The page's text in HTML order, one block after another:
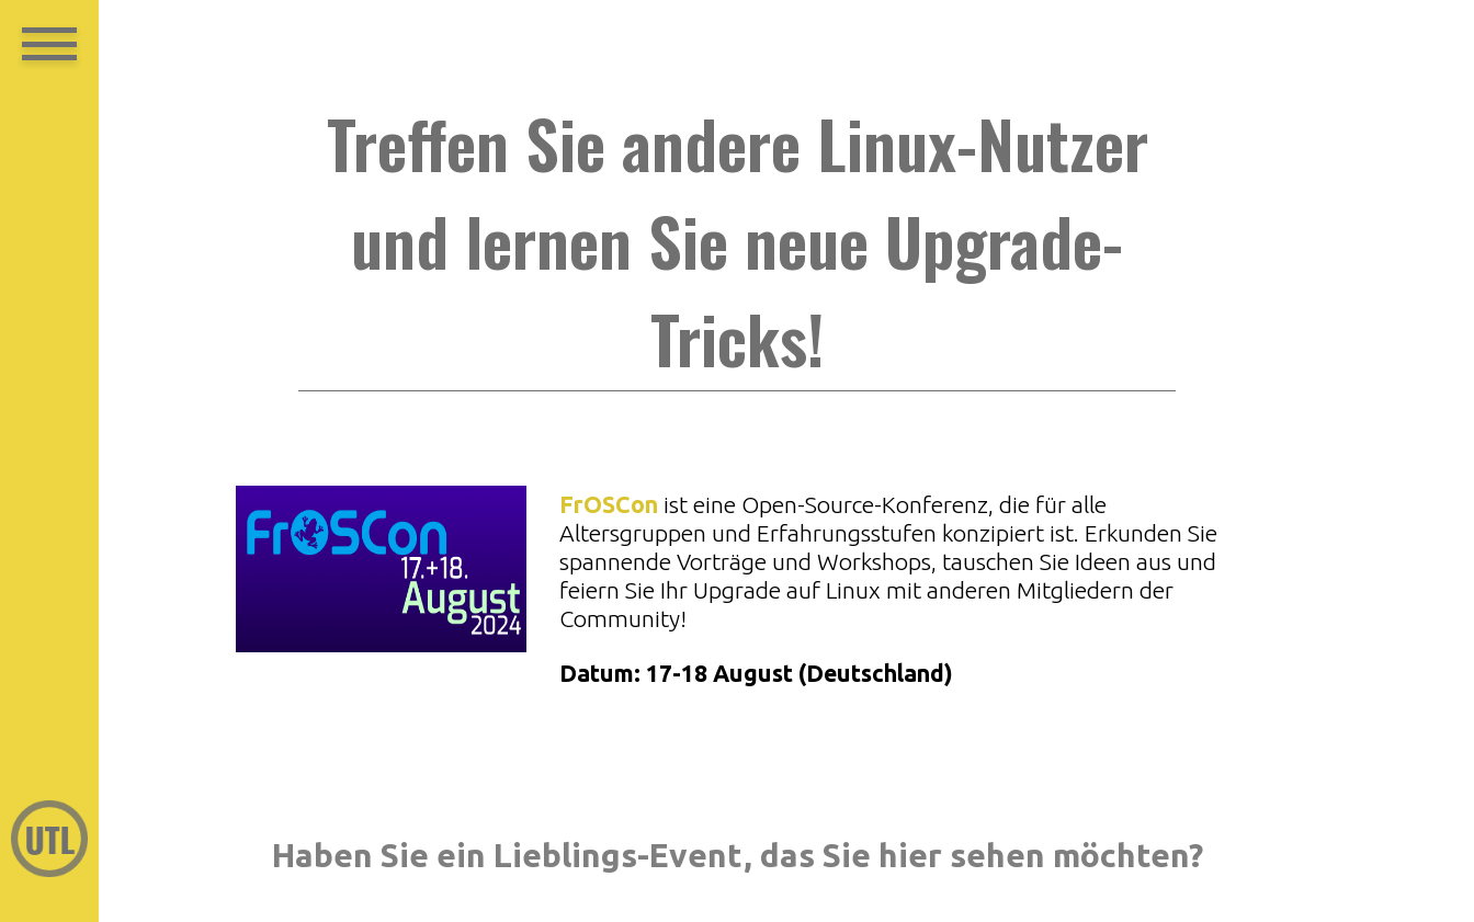
Treffen Sie andere Linux-Nutzer
und lernen Sie neue Upgrade-
Tricks!
FrOSCon ist eine Open-Source-Konferenz, die für alle
Altersgruppen und Erfahrungsstufen konzipiert ist. Erkunden Sie
spannende Vorträge und Workshops, tauschen Sie Ideen aus und
feiern Sie Ihr Upgrade auf Linux mit anderen Mitgliedern der
Community!
Datum: 17-18 August (Deutschland)
Haben Sie ein Lieblings-Event, das Sie hier sehen möchten?